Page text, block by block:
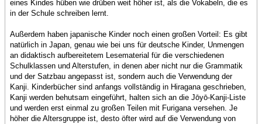
eines Kindes hüben wie drüben weit höher ist, als die Vokabeln, die es
in der Schule schreiben lernt.
Außerdem haben japanische Kinder noch einen großen Vorteil: Es gibt
natürlich in Japan, genau wie bei uns für deutsche Kinder, Unmengen
an didaktisch aufbereitetem Lesematerial für die verschiedenen
Schulklassen und Alterstufen, in denen aber nicht nur die Grammatik
und der Satzbau angepasst ist, sondern auch die Verwendung der
Kanji. Kinderbücher sind anfangs vollständig in Hiragana geschrieben,
Kanji werden behutsam eingeführt, halten sich an die Jōyō-Kanji-Liste
und werden erst einmal zu großen Teilen mit Furigana versehen. Je
höher die Altersgruppe ist, desto öfter wird auf die Verwendung von